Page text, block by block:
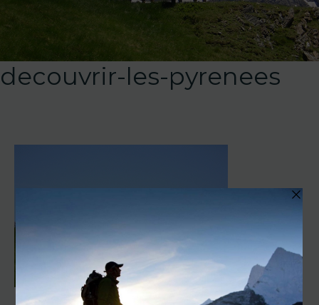
decouvrir-les-pyrenees